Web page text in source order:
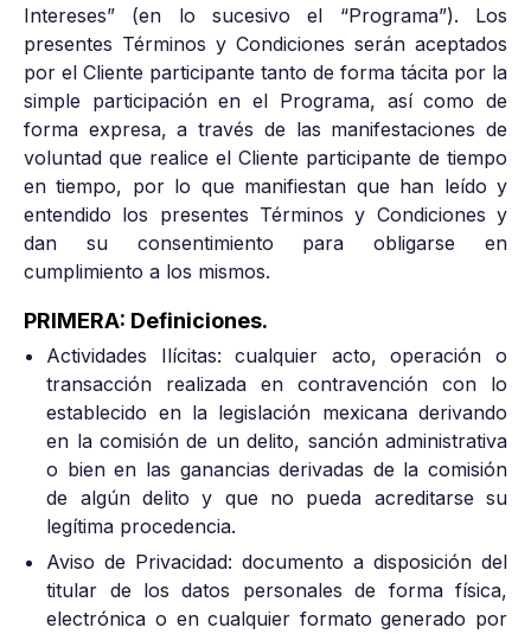
Intereses” (en lo sucesivo el “Programa”). Los
presentes Términos y Condiciones serán aceptados
por el Cliente participante tanto de forma tácita por la
simple participación en el Programa, así como de
forma expresa, a través de las manifestaciones de
voluntad que realice el Cliente participante de tiempo
en tiempo, por lo que manifiestan que han leído y
entendido los presentes Términos y Condiciones y
dan su consentimiento para obligarse en
cumplimiento a los mismos.
PRIMERA: Definiciones.
Actividades Ilícitas: cualquier acto, operación o
transacción realizada en contravención con lo
establecido en la legislación mexicana derivando
en la comisión de un delito, sanción administrativa
o bien en las ganancias derivadas de la comisión
de algún delito y que no pueda acreditarse su
legítima procedencia.
Aviso de Privacidad: documento a disposición del
titular de los datos personales de forma física,
electrónica o en cualquier formato generado por